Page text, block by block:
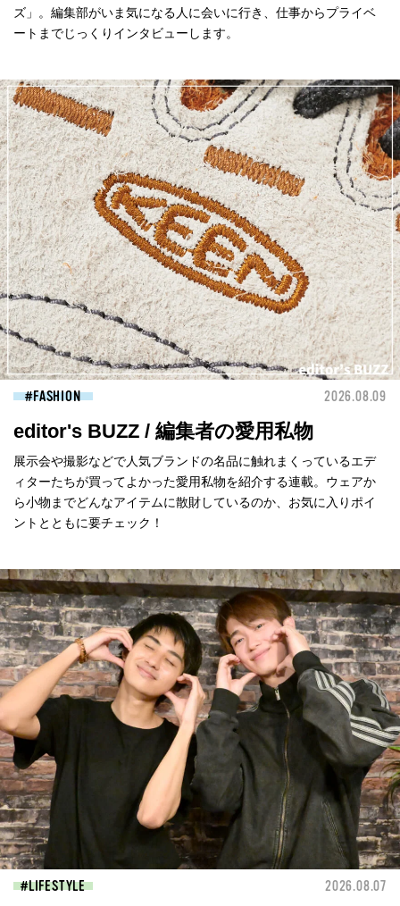
ズ」。編集部がいま気になる人に会いに行き、仕事からプライベ
ートまでじっくりインタビューします。
FASHION 2026.08.09
editor's BUZZ / 編集者の愛用私物
展示会や撮影などで人気ブランドの名品に触れまくっているエデ
ィターたちが買ってよかった愛用私物を紹介する連載。ウェアか
ら小物までどんなアイテムに散財しているのか、お気に入りポイ
ントとともに要チェック！
LIFESTYLE 2026.08.07